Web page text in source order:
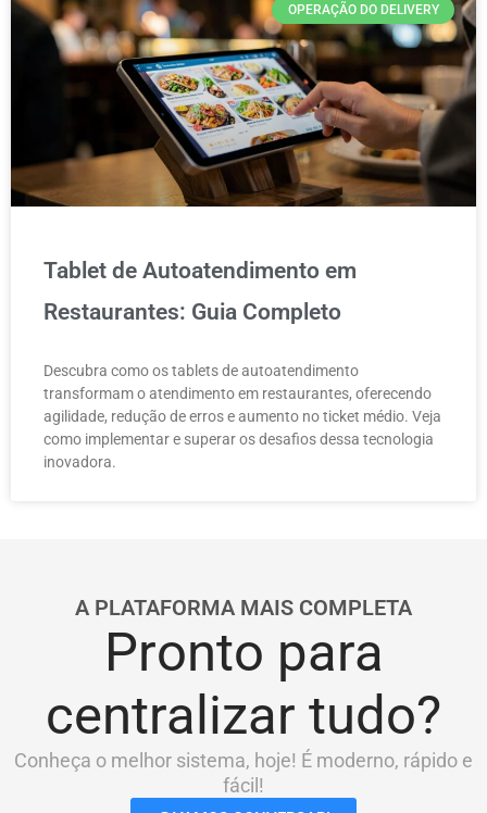
OPERAÇÃO DO DELIVERY
Tablet de Autoatendimento em
Restaurantes: Guia Completo
Descubra como os tablets de autoatendimento
transformam o atendimento em restaurantes, oferecendo
agilidade, redução de erros e aumento no ticket médio. Veja
como implementar e superar os desafios dessa tecnologia
inovadora.
A PLATAFORMA MAIS COMPLETA
Pronto para
centralizar tudo?
Conheça o melhor sistema, hoje! É moderno, rápido e
fácil!